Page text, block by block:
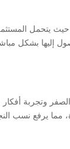
يتحمل
بشكل
الصفر وتجربة
مما يرفع نسب